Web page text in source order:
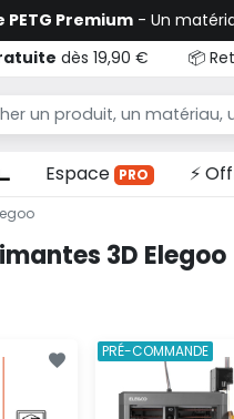
PETG Premium - Un
dès 19,90 € 📦
Espace PRO ⚡
3D Elegoo
PRÉ-COMMANDE